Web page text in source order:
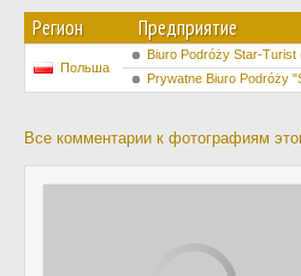
Регион Предприятие
Польша
Biuro Podróży Star-Turist
Prywatne Biuro Podróży
Все комментарии к фотографиям